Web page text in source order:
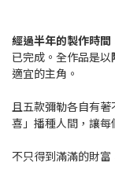
經過半年的製作時間
已完成。全作品是以
適宜的主角。
且五款彌勒各自有
喜」播種人間，讓每
不只得到滿滿的財富